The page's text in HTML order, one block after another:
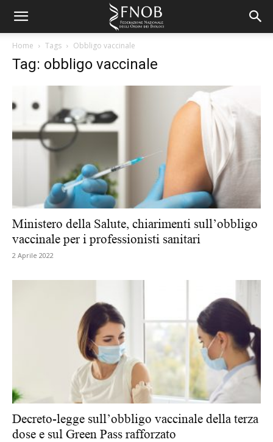
Home Tags Obbligo vaccinale
Tag: obbligo vaccinale
Ministero della Salute, chiarimenti sull’obbligo
vaccinale per i professionisti sanitari
2 Aprile 2022
Decreto-legge sull’obbligo vaccinale della terza
dose e sul Green Pass rafforzato